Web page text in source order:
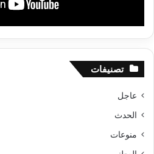
تصنيفات
عاجل
الحدث
منوعات